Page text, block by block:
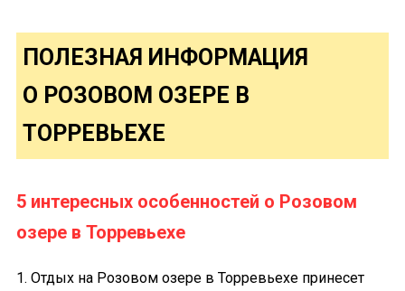
ПОЛЕЗНАЯ ИНФОРМАЦИЯ
О РОЗОВОМ ОЗЕРЕ В
ТОРРЕВЬЕХЕ
5 интересных особенностей о Розовом
озере в Торревьехе
1. Отдых на Розовом озере в Торревьехе принесет